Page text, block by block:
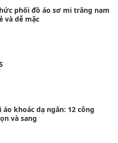
phối đồ áo sơ mi trắng nam
và dễ mặc
áo khoác dạ ngắn: 12 công
và sang